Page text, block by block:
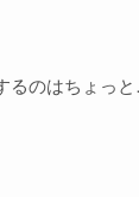
るのはちょっと